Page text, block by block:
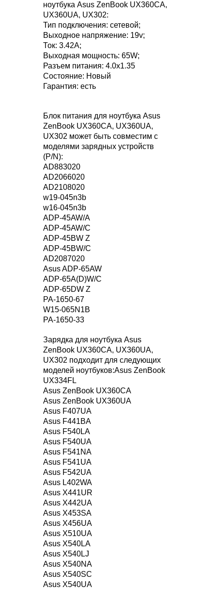
ноутбука Asus ZenBook UX360CA,
UX360UA, UX302:
Тип подключения: сетевой;
Выходное напряжение: 19v;
Ток: 3.42A;
Выходная мощность: 65W;
Разъем питания: 4.0x1.35
Состояние: Новый
Гарантия: есть
Блок питания для ноутбука Asus
ZenBook UX360CA, UX360UA,
UX302 может быть совместим с
моделями зарядных устройств
(P/N):
AD883020
AD2066020
AD2108020
w19-045n3b
w16-045n3b
ADP-45AW/A
ADP-45AW/C
ADP-45BW Z
ADP-45BW/C
AD2087020
Asus ADP-65AW
ADP-65A(D)W/C
ADP-65DW Z
PA-1650-67
W15-065N1B
PA-1650-33
Зарядка для ноутбука Asus
ZenBook UX360CA, UX360UA,
UX302 подходит для следующих
моделей ноутбуков:Asus ZenBook
UX334FL
Asus ZenBook UX360CA
Asus ZenBook UX360UA
Asus F407UA
Asus F441BA
Asus F540LA
Asus F540UA
Asus F541NA
Asus F541UA
Asus F542UA
Asus L402WA
Asus X441UR
Asus X442UA
Asus X453SA
Asus X456UA
Asus X510UA
Asus X540LA
Asus X540LJ
Asus X540NA
Asus X540SC
Asus X540UA